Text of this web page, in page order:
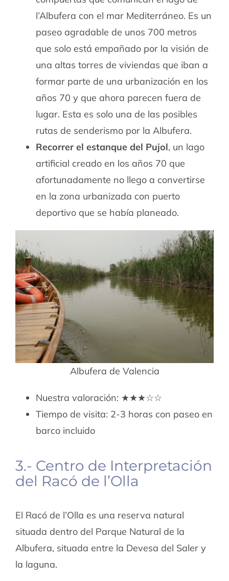
l’Albufera con el mar Mediterráneo. Es un
paseo agradable de unos 700 metros
que solo está empañado por la visión de
una altas torres de viviendas que iban a
formar parte de una urbanización en los
años 70 y que ahora parecen fuera de
lugar. Esta es solo una de las posibles
rutas de senderismo por la Albufera.
Recorrer el estanque del Pujol, un lago
artificial creado en los años 70 que
afortunadamente no llego a convertirse
en la zona urbanizada con puerto
deportivo que se había planeado.
Albufera de Valencia
Nuestra valoración: ★★★☆☆
Tiempo de visita: 2-3 horas con paseo en
barco incluido
3.- Centro de Interpretación
del Racó de l’Olla
El Racó de l’Olla es una reserva natural
situada dentro del Parque Natural de la
Albufera, situada entre la Devesa del Saler y
la laguna.